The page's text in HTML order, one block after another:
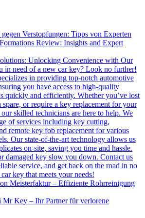
Verstopfungen: Tipps von Experten
Review: Insights and Expert
Unlocking Convenience with Our
in need of a new car key? Look no further!
in providing top-notch automotive
you have access to high-quality
quickly and efficiently. Whether you’ve lost
spare, or require a key replacement for your
skilled technicians are here to help. We
of services including key cutting,
remote key fob replacement for various
Our state-of-the-art technology allows us
on-site, saving you time and hassle.
damaged key slow you down. Contact us
service, and get back on the road in no
key that meets your needs!
Meisterfaktur – Effiziente Rohrreinigung
Mr Key – Ihr Partner für verlorene